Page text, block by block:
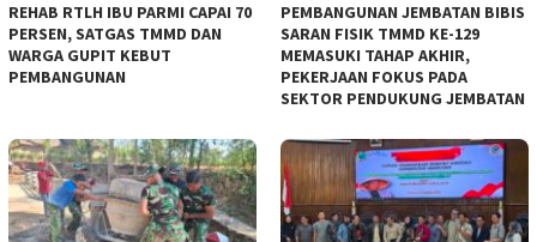
REHAB RTLH IBU PARMI CAPAI 70
PERSEN, SATGAS TMMD DAN
WARGA GUPIT KEBUT
PEMBANGUNAN
PEMBANGUNAN JEMBATAN BIBIS
SARAN FISIK TMMD KE-129
MEMASUKI TAHAP AKHIR,
PEKERJAAN FOKUS PADA
SEKTOR PENDUKUNG JEMBATAN